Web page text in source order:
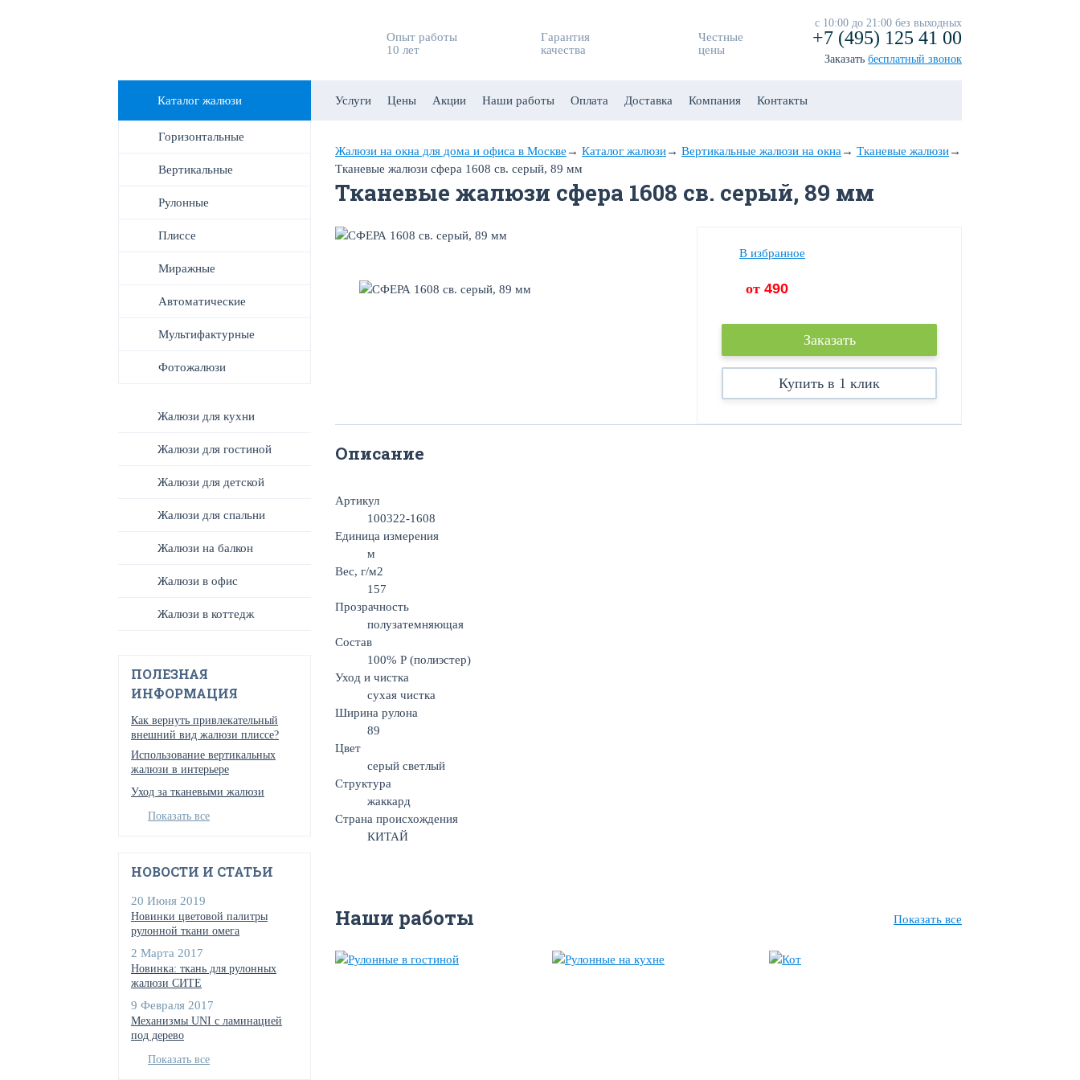
Опыт работы
10 лет
Гарантия
качества
Честные
цены
с 10:00 до 21:00 без выходных
+7 (495) 125 41 00
Заказать бесплатный звонок
Услуги Цены Акции Наши работы Оплата Доставка Компания Контакты
Каталог жалюзи
Горизонтальные
Вертикальные
Рулонные
Плиссе
Миражные
Автоматические
Мультифактурные
Фотожалюзи
Жалюзи для кухни
Жалюзи для гостиной
Жалюзи для детской
Жалюзи для спальни
Жалюзи на балкон
Жалюзи в офис
Жалюзи в коттедж
ПОЛЕЗНАЯ
ИНФОРМАЦИЯ
Как вернуть привлекательный
внешний вид жалюзи плиссе?
Использование вертикальных
жалюзи в интерьере
Уход за тканевыми жалюзи
Показать все
НОВОСТИ И СТАТЬИ
20 Июня 2019
Новинки цветовой палитры
рулонной ткани омега
2 Марта 2017
Новинка: ткань для рулонных
жалюзи СИТЕ
9 Февраля 2017
Механизмы UNI с ламинацией
под дерево
Показать все
Жалюзи на окна для дома и офиса в Москве → Каталог жалюзи→ Вертикальные жалюзи на окна → Тканевые жалюзи→
Тканевые жалюзи сфера 1608 св. серый, 89 мм
Тканевые жалюзи сфера 1608 св. серый, 89 мм
В избранное
от 490
Заказать
Купить в 1 клик
Описание
Артикул
100322-1608
Единица измерения
м
Вес, г/м2
157
Прозрачность
полузатемняющая
Состав
100% Р (полиэстер)
Уход и чистка
сухая чистка
Ширина рулона
89
Цвет
серый светлый
Структура
жаккард
Страна происхождения
КИТАЙ
Наши работы Показать все